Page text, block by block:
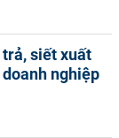
trả, siết xuất
nghiệp